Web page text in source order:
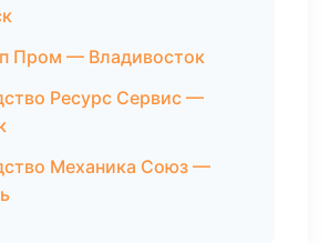
Пром — Владивосток
Ресурс Сервис —
Механика Союз —